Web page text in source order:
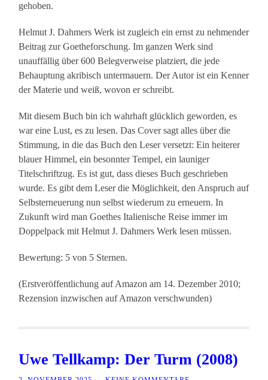
gehoben.
Helmut J. Dahmers Werk ist zugleich ein ernst zu nehmender
Beitrag zur Goetheforschung. Im ganzen Werk sind
unauffällig über 600 Belegverweise platziert, die jede
Behauptung akribisch untermauern. Der Autor ist ein Kenner
der Materie und weiß, wovon er schreibt.
Mit diesem Buch bin ich wahrhaft glücklich geworden, es
war eine Lust, es zu lesen. Das Cover sagt alles über die
Stimmung, in die das Buch den Leser versetzt: Ein heiterer
blauer Himmel, ein besonnter Tempel, ein launiger
Titelschriftzug. Es ist gut, dass dieses Buch geschrieben
wurde. Es gibt dem Leser die Möglichkeit, den Anspruch auf
Selbsterneuerung nun selbst wiederum zu erneuern. In
Zukunft wird man Goethes Italienische Reise immer im
Doppelpack mit Helmut J. Dahmers Werk lesen müssen.
Bewertung: 5 von 5 Sternen.
(Erstveröffentlichung auf Amazon am 14. Dezember 2010;
Rezension inzwischen auf Amazon verschwunden)
Uwe Tellkamp: Der Turm (2008)